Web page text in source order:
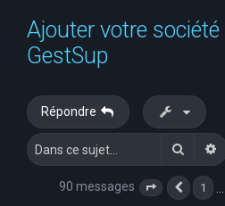
Ajouter votre
GestSup
Répondre
90 messages Page 9 sur 9
1